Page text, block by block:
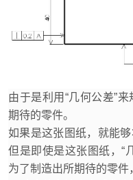
由于是利用“几何公差”
期待的零件。
如果是这张图纸，就能
但是即使是这张图纸，“
为了制造出所期待的零件